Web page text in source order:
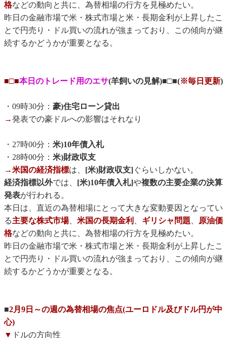
格などの動向と共に、為替相場の行方を見極めたい。
昨日の金融市場で米・株式市場と米・長期金利が上昇したこ
とで円売り・ドル買いの流れが強まっており、この傾向が継
続するかどうかが重要となる。
■□■本日のトレード用のエサ(羊飼いの見解)■□■(※毎日更新)
・09時30分： 豪)住宅ローン貸出
→発表での豪ドルへの影響はそれなり
・27時00分： 米)10年債入札
・28時00分： 米)財政収支
→米国の経済指標は、 [米)財政収支]ぐらいしかない。
経済指標以外では、 [米)10年債入札]や複数の主要企業の決算
発表が行われる。
本日は、直近の為替相場にとって大きな変動要因となってい
る主要な株式市場、 米国の長期金利 、 ギリシャ問題、 原油価
格などの動向と共に、為替相場の行方を見極めたい。
昨日の金融市場で米・株式市場と米・長期金利が上昇したこ
とで円売り・ドル買いの流れが強まっており、この傾向が継
続するかどうかが重要となる。
■2月9日～の週の為替相場の焦点(ユーロドル及びドル円が中
心)
▼ ドルの方向性